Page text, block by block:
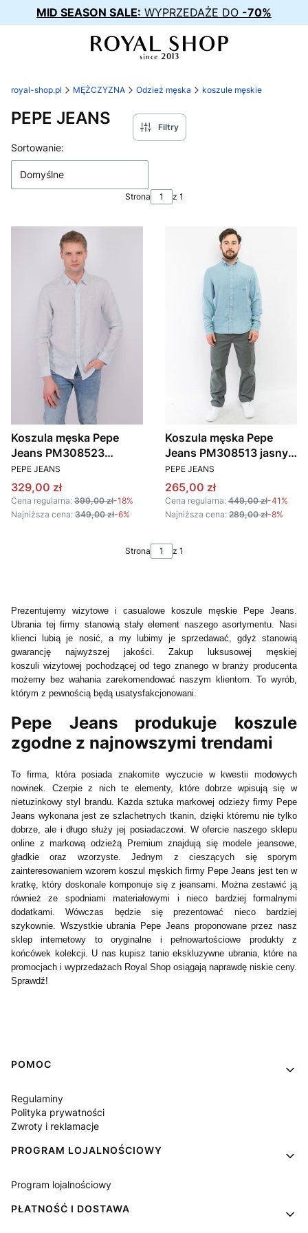
MID SEASON SALE: WYPRZEDAŻE DO -70%
royal-shop.pl MĘŻCZYZNA Odzież męska koszule męskie
PEPE JEANS Filtry
Lista produktów
Sortowanie:
Domyślne
Strona z 1
Koszula męska Pepe
Jeans PM308523
niebieski
PRODUCENT
PEPE JEANS
Cena promocyjna
329,00 zł
Cena regularna: 399,00 zł-18%
Najniższa cena: 349,00 zł-6%
Koszula męska Pepe
Jeans PM308513 jasny
niebieski
PRODUCENT
PEPE JEANS
Cena promocyjna
265,00 zł
Cena regularna: 449,00 zł-41%
Najniższa cena: 289,00 zł-8%
Strona z 1
Prezentujemy wizytowe i casualowe koszule męskie Pepe Jeans.
Ubrania tej firmy stanowią stały element naszego asortymentu. Nasi
klienci lubią je nosić, a my lubimy je sprzedawać, gdyż stanowią
gwarancję najwyższej jakości. Zakup luksusowej męskiej
koszuli wizytowej pochodzącej od tego znanego w branży producenta
możemy bez wahania zarekomendować naszym klientom. To wyrób,
którym z pewnością będą usatysfakcjonowani.
Pepe Jeans produkuje koszule
zgodne z najnowszymi trendami
To firma, która posiada znakomite wyczucie w kwestii modowych
nowinek. Czerpie z nich te elementy, które dobrze wpisują się w
nietuzinkowy styl brandu. Każda sztuka markowej odzieży firmy Pepe
Jeans wykonana jest ze szlachetnych tkanin, dzięki któremu nie tylko
dobrze, ale i długo służy jej posiadaczowi. W ofercie naszego sklepu
online z markową odzieżą Premium znajdują się modele jeansowe,
gładkie oraz wzorzyste. Jednym z cieszących się sporym
zainteresowaniem wzorem koszul męskich firmy Pepe Jeans jest ten w
kratkę, który doskonale komponuje się z jeansami. Można zestawić ją
również ze spodniami materiałowymi i nieco bardziej formalnymi
dodatkami. Wówczas będzie się prezentować nieco bardziej
szykownie. Wszystkie ubrania Pepe Jeans proponowane przez nasz
sklep internetowy to oryginalne i pełnowartościowe produkty z
końcówek kolekcji. U nas kupisz tanio ekskluzywne ubrania, które na
promocjach i wyprzedażach Royal Shop osiągają naprawdę niskie ceny.
Sprawdź!
Linki w stopce
POMOC
Regulaminy
Polityka prywatności
Zwroty i reklamacje
PROGRAM LOJALNOŚCIOWY
Program lojalnościowy
PŁATNOŚĆ I DOSTAWA